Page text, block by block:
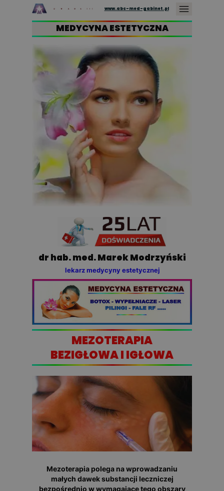
www.abc-med-gabinet.pl
MEZOTERAPIA
BEZIGŁOWA I IGŁOWA
MEDYCYNA ESTETYCZNA
lekarz medycyny estetycznej
dr hab. med. Marek Modrzyński
Mezoterapia polega na wprowadzaniu
małych dawek substancji leczniczej
bezpośrednio w wymagające tego obszary